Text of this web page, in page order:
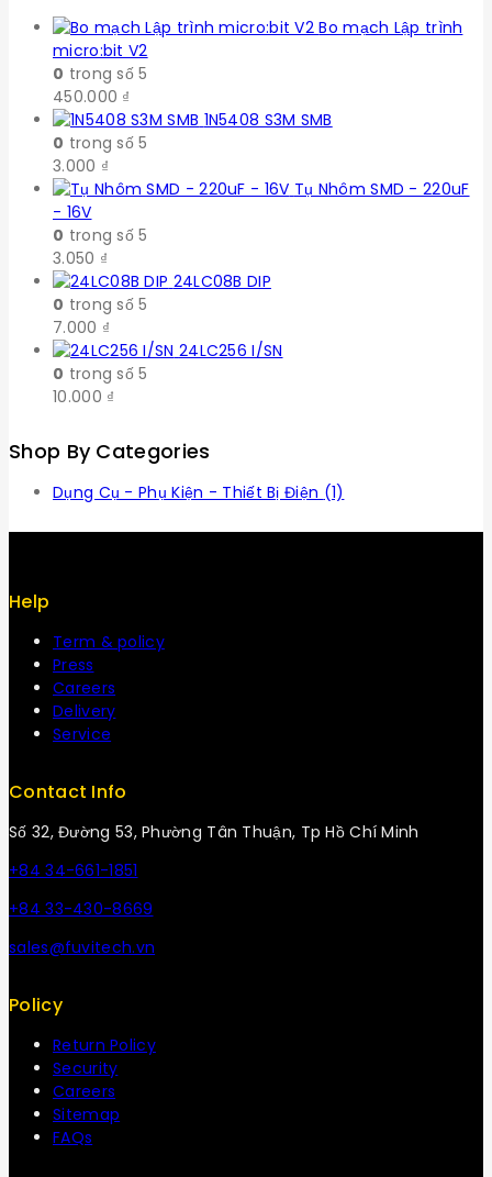
Bo mạch Lập trình
micro:bit V2
0 trong số 5
450.000 ₫
1N5408 S3M SMB
0 trong số 5
3.000 ₫
Tụ Nhôm SMD - 220uF
- 16V
0 trong số 5
3.050 ₫
24LC08B DIP
0 trong số 5
7.000 ₫
24LC256 I/SN
0 trong số 5
10.000 ₫
Shop By Categories
Dụng Cụ - Phụ Kiện - Thiết Bị Điện (1)
Help
Term & policy
Press
Careers
Delivery
Service
Contact Info
Số 32, Đường 53, Phường Tân Thuận, Tp Hồ Chí Minh
+84 34-661-1851
+84 33-430-8669
sales@fuvitech.vn
Policy
Return Policy
Security
Careers
Sitemap
FAQs